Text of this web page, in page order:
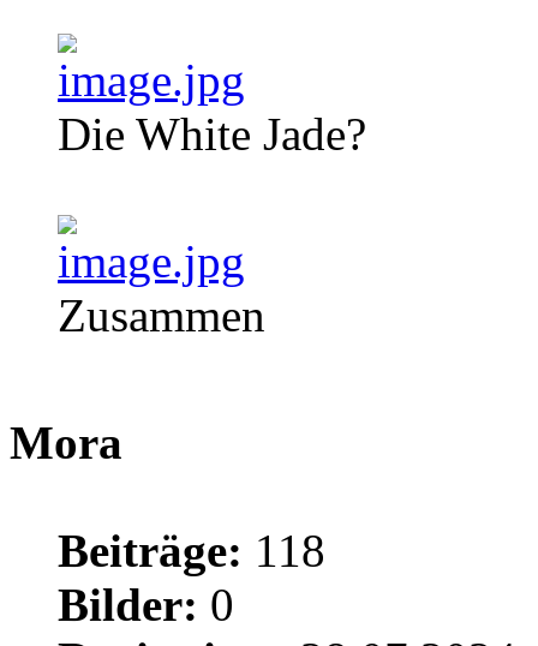
Die White Jade?
Zusammen
Mora
Beiträge: 118
Bilder: 0